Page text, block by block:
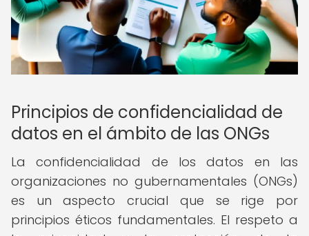
Principios de confidencialidad de
datos en el ámbito de las ONGs
La confidencialidad de los datos en las
organizaciones no gubernamentales (ONGs)
es un aspecto crucial que se rige por
principios éticos fundamentales. El respeto a